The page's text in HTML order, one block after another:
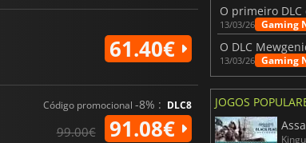
61.40€
Código promocional -8% : DLC8
99.00€ 91.08€
13/03/26 Gaming
O DLC
13/03/26 Gaming
JOGOS